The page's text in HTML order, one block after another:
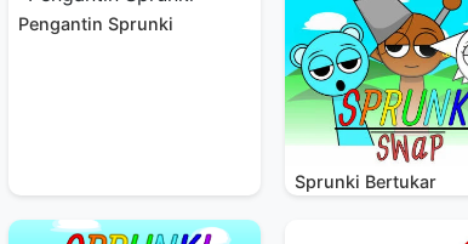
Pengantin Sprunki
Sprunki Bertukar